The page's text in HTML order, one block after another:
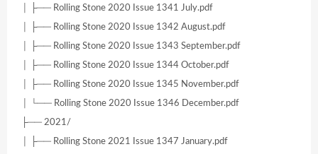
│ ├── Rolling Stone 2020 Issue 1341 July.pdf
│ ├── Rolling Stone 2020 Issue 1342 August.pdf
│ ├── Rolling Stone 2020 Issue 1343 September.pdf
│ ├── Rolling Stone 2020 Issue 1344 October.pdf
│ ├── Rolling Stone 2020 Issue 1345 November.pdf
│ └── Rolling Stone 2020 Issue 1346 December.pdf
├── 2021/
│ ├── Rolling Stone 2021 Issue 1347 January.pdf